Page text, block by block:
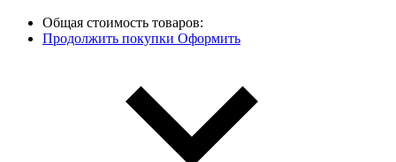
Общая стоимость товаров:
Продолжить покупки Оформить